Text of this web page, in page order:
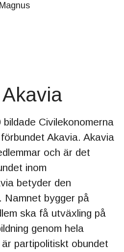
Magnus
Civilekonomerna
Akavia. Akavia
och är det
inom
betyder den
Namnet bygger på
ska få utväxling på
genom hela
partipolitiskt obundet